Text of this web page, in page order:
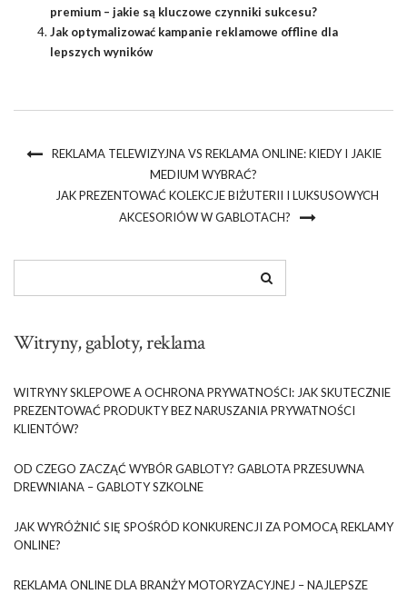
premium – jakie są kluczowe czynniki sukcesu?
Jak optymalizować kampanie reklamowe offline dla
lepszych wyników
REKLAMA TELEWIZYJNA VS REKLAMA ONLINE: KIEDY I JAKIE
MEDIUM WYBRAĆ?
JAK PREZENTOWAĆ KOLEKCJE BIŻUTERII I LUKSUSOWYCH
AKCESORIÓW W GABLOTACH?
Witryny, gabloty, reklama
WITRYNY SKLEPOWE A OCHRONA PRYWATNOŚCI: JAK SKUTECZNIE
PREZENTOWAĆ PRODUKTY BEZ NARUSZANIA PRYWATNOŚCI
KLIENTÓW?
OD CZEGO ZACZĄĆ WYBÓR GABLOTY? GABLOTA PRZESUWNA
DREWNIANA – GABLOTY SZKOLNE
JAK WYRÓŻNIĆ SIĘ SPOŚRÓD KONKURENCJI ZA POMOCĄ REKLAMY
ONLINE?
REKLAMA ONLINE DLA BRANŻY MOTORYZACYJNEJ – NAJLEPSZE